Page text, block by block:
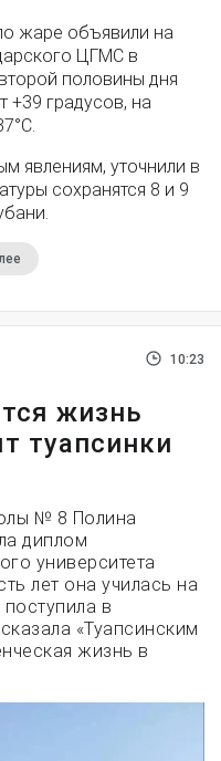
жаре объявили на
ЦГМС в
половины дня
+39 градусов, на
явлениям, уточнили в
сохранятся 8 и 9
10:23
жизнь
туапсинки
№ 8 Полина
диплом
университета
лет она училась на
в
«Туапсинским
жизнь в